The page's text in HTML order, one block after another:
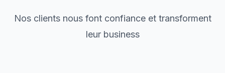
Nos clients nous font confiance et transforment
leur business